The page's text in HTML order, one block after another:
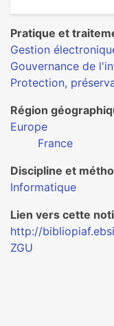
Pratique et
Gestion
Gouvernance de
Protection,
Région
Europe
France
Discipline et
Informatique
Lien vers cette
http://
ZGU